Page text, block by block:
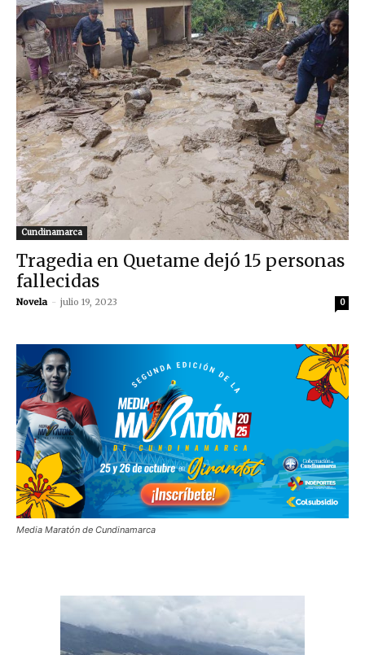
Cundinamarca
Tragedia en Quetame dejó 15 personas
fallecidas
Novela - julio 19, 2023 0
Media Maratón de Cundinamarca